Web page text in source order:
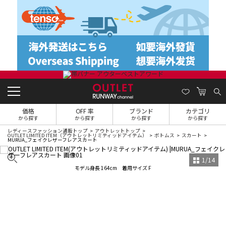
価格
から探す
OFF 率
から探す
ブランド
から探す
カテゴリ
から探す
レディースファッション通販トップ アウトレットトップ
OUTLET LIMITED ITEM（アウトレットリミティッドアイテム） ボトムス スカート
MURUA_フェイクレザーフレアスカート
モデル身長 164cm 着用サイズ F
1 /14